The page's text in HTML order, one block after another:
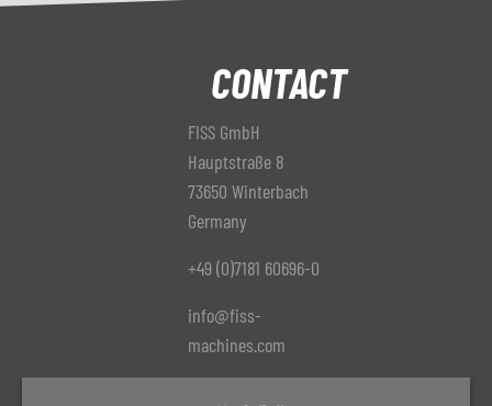
CONTACT
FISS GmbH
Hauptstraße 8
73650 Winterbach
Germany
+49 (0)7181 60696-0
info@fiss-
machines.com